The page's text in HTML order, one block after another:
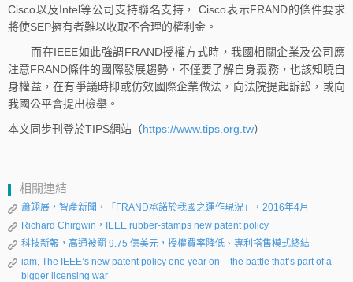
Cisco以及Intel等公司支持聯名支持， Cisco表示FRAND的條件要求
將使SEP擁有者難以收取不合理的權利金。
而在IEEE如此強調FRAND授權方式時，我國相關企業及公司應
注意FRAND條件的國際發展趨勢，不僅要了解自身義務，也該知曉自
身權益，在有爭議時抑或仿效國際企業做法，向法院提起訴訟，或向
我國公平會提出檢舉。
本文同步刊登於TIPS網站（https://www.tips.org.tw）
相關連結
蕭翊展，智產新聞，「FRAND承諾於我國之運作現況」，2016年4月
Richard Chirgwin，IEEE rubber-stamps new patent policy
科技新報，高通被罰 9.75 億美元，授權費率降低、專利搭售模式終結
iam, The IEEE’s new patent policy one year on – the battle that’s part of a
bigger licensing war